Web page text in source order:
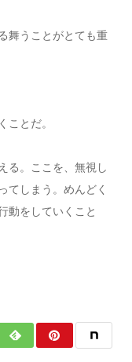
舞うことがとても重
ことだ。
る。ここを、無視し
てしまう。めんどく
動をしていくこと